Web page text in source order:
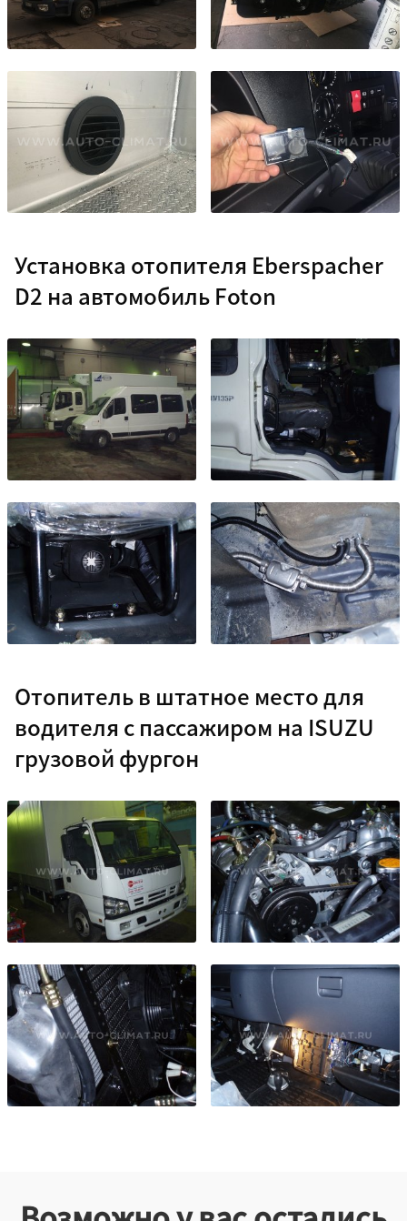
Установка отопителя Eberspacher
D2 на автомобиль Foton
Отопитель в штатное место для
водителя с пассажиром на ISUZU
грузовой фургон